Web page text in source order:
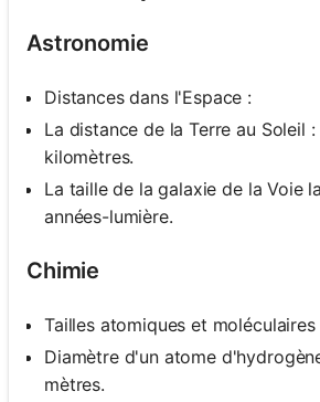
Astronomie
Distances dans l'Espace :
La distance de la Terre au Soleil :
kilomètres.
La taille de la galaxie de la Voie
années-lumière.
Chimie
Tailles atomiques et moléculaires
Diamètre d'un atome
mètres.